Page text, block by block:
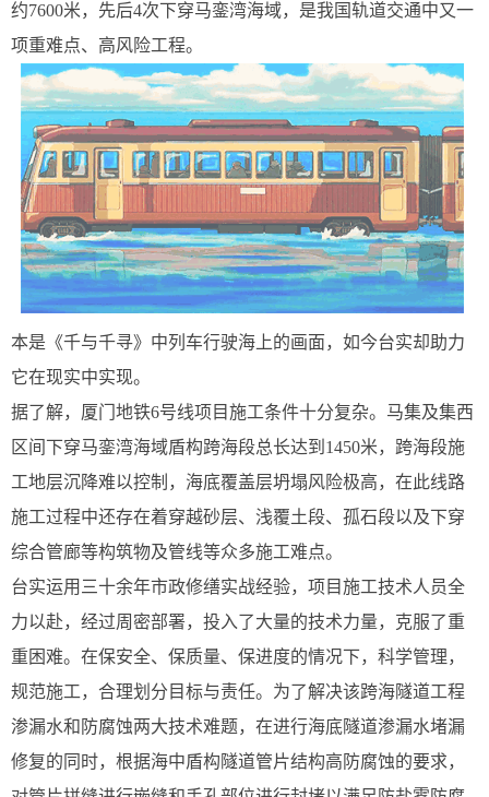
约7600米，先后4次下穿马銮湾海域，是我国轨道交通中又一
项重难点、高风险工程。
本是《千与千寻》中列车行驶海上的画面，如今台实却助力
它在现实中实现。
据了解，厦门地铁6号线项目施工条件十分复杂。马集及集西
区间下穿马銮湾海域盾构跨海段总长达到1450米，跨海段施
工地层沉降难以控制，海底覆盖层坍塌风险极高，在此线路
施工过程中还存在着穿越砂层、浅覆土段、孤石段以及下穿
综合管廊等构筑物及管线等众多施工难点。
台实运用三十余年市政修缮实战经验，项目施工技术人员全
力以赴，经过周密部署，投入了大量的技术力量，克服了重
重困难。在保安全、保质量、保进度的情况下，科学管理，
规范施工，合理划分目标与责任。为了解决该跨海隧道工程
渗漏水和防腐蚀两大技术难题，在进行海底隧道渗漏水堵漏
修复的同时，根据海中盾构隧道管片结构高防腐蚀的要求，